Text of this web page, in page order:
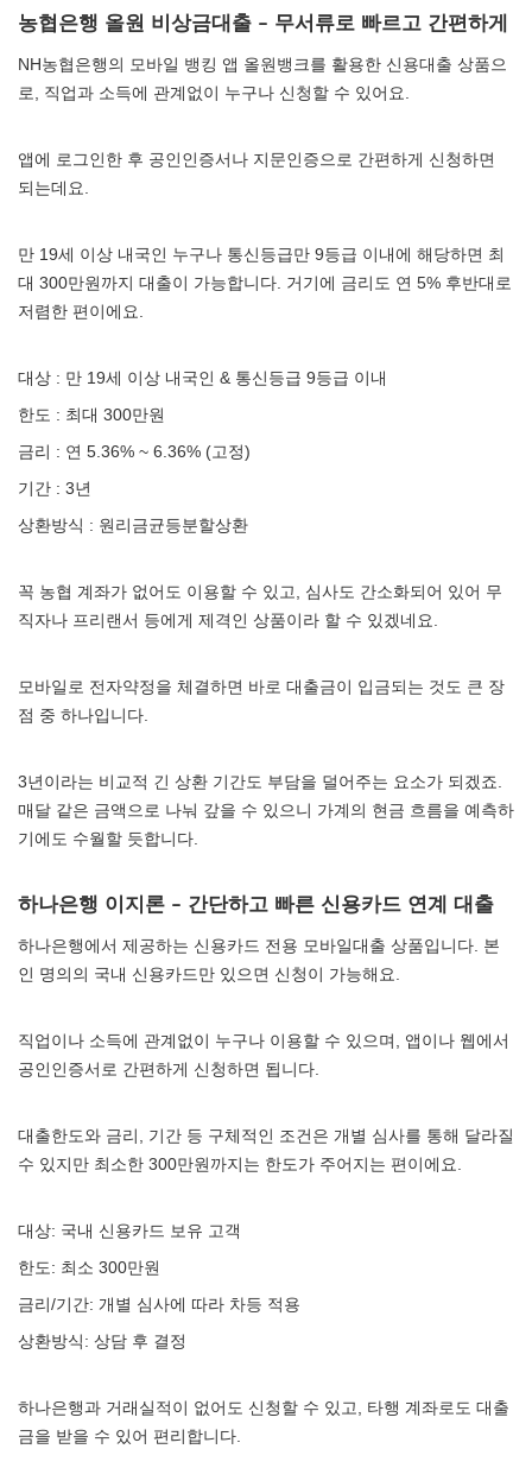
농협은행 올원 비상금대출 – 무서류로 빠르고 간편하게
NH농협은행의 모바일 뱅킹 앱 올원뱅크를 활용한 신용대출 상품으
로, 직업과 소득에 관계없이 누구나 신청할 수 있어요.
앱에 로그인한 후 공인인증서나 지문인증으로 간편하게 신청하면
되는데요.
만 19세 이상 내국인 누구나 통신등급만 9등급 이내에 해당하면 최
대 300만원까지 대출이 가능합니다. 거기에 금리도 연 5% 후반대로
저렴한 편이에요.
대상 : 만 19세 이상 내국인 & 통신등급 9등급 이내
한도 : 최대 300만원
금리 : 연 5.36% ~ 6.36% (고정)
기간 : 3년
상환방식 : 원리금균등분할상환
꼭 농협 계좌가 없어도 이용할 수 있고, 심사도 간소화되어 있어 무
직자나 프리랜서 등에게 제격인 상품이라 할 수 있겠네요.
모바일로 전자약정을 체결하면 바로 대출금이 입금되는 것도 큰 장
점 중 하나입니다.
3년이라는 비교적 긴 상환 기간도 부담을 덜어주는 요소가 되겠죠.
매달 같은 금액으로 나눠 갚을 수 있으니 가계의 현금 흐름을 예측하
기에도 수월할 듯합니다.
하나은행 이지론 – 간단하고 빠른 신용카드 연계 대출
하나은행에서 제공하는 신용카드 전용 모바일대출 상품입니다. 본
인 명의의 국내 신용카드만 있으면 신청이 가능해요.
직업이나 소득에 관계없이 누구나 이용할 수 있으며, 앱이나 웹에서
공인인증서로 간편하게 신청하면 됩니다.
대출한도와 금리, 기간 등 구체적인 조건은 개별 심사를 통해 달라질
수 있지만 최소한 300만원까지는 한도가 주어지는 편이에요.
대상: 국내 신용카드 보유 고객
한도: 최소 300만원
금리/기간: 개별 심사에 따라 차등 적용
상환방식: 상담 후 결정
하나은행과 거래실적이 없어도 신청할 수 있고, 타행 계좌로도 대출
금을 받을 수 있어 편리합니다.